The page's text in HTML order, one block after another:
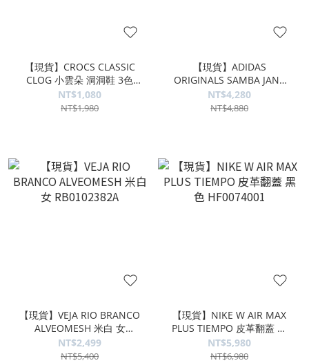
【現貨】CROCS CLASSIC
CLOG 小雲朵 洞洞鞋 3色
206750100
NT$1,080
NT$1,980
【現貨】ADIDAS
ORIGINALS SAMBA JANE
白色 KJ3969
NT$4,280
NT$4,880
【現貨】VEJA RIO BRANCO
ALVEOMESH 米白 女
RB0102382A
NT$2,499
NT$5,400
【現貨】NIKE W AIR MAX
PLUS TIEMPO 皮革翻蓋 黑
色 HF0074001
NT$5,980
NT$6,980